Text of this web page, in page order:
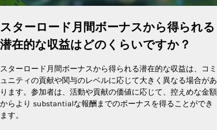
スターロード月間ボーナスから得られる
潜在的な収益はどのくらいですか？
スターロード月間ボーナスから得られる潜在的な収益は、コミ
ュニティの貢献や関与のレベルに応じて大きく異なる場合があ
ります。参加者は、活動や貢献の価値に応じて、控えめな金額
からより substantialな報酬までのボーナスを得ることができ
ます。